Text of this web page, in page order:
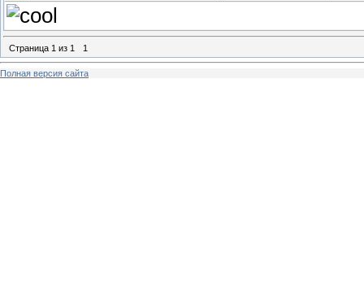
Страница 1 из 1 1
Полная версия сайта